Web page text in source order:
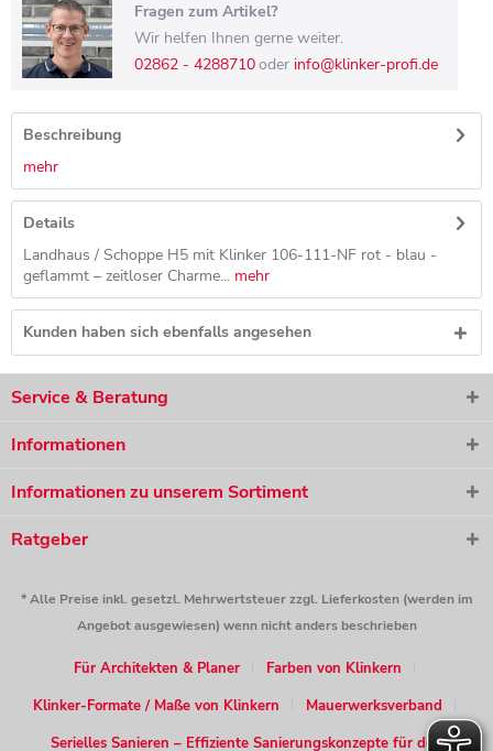
Fragen zum Artikel?
Wir helfen Ihnen gerne weiter.
02862 - 4288710oder info@klinker-profi.de
Beschreibung
mehr
Details
Landhaus / Schoppe H5 mit Klinker 106-111-NF rot - blau -
geflammt – zeitloser Charme... mehr
Kunden haben sich ebenfalls angesehen
Service & Beratung
Informationen
Informationen zu unserem Sortiment
Ratgeber
* Alle Preise inkl. gesetzl. Mehrwertsteuer zzgl. Lieferkosten (werden im
Angebot ausgewiesen) wenn nicht anders beschrieben
Für Architekten & Planer
Farben von Klinkern
Klinker-Formate / Maße von Klinkern
Mauerwerksverband
Serielles Sanieren – Effiziente Sanierungskonzepte für den